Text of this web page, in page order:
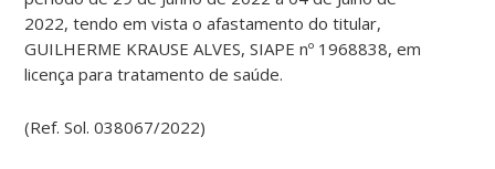
2022, tendo em vista o afastamento do titular,
GUILHERME KRAUSE ALVES, SIAPE nº 1968838, em
licença para tratamento de saúde.
(Ref. Sol. 038067/2022)